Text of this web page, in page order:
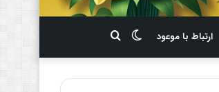
ارتباط با موعود
برای
تغییر
پوسته